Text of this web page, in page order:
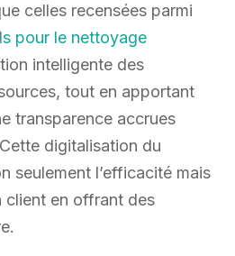
celles recensées parmi
pour le nettoyage
intelligente des
tout en apportant
transparence accrues
digitalisation du
seulement l’efficacité mais
client en offrant des